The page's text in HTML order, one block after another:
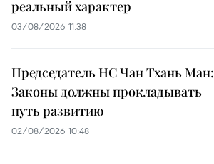
реальный характер
03/08/2026 11:38
Председатель НС Чан Тхань Ман:
Законы должны прокладывать
путь развитию
02/08/2026 10:48